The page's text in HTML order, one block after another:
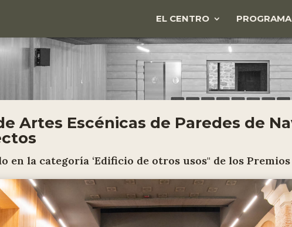
EL CENTRO
Artes Escénicas de Paredes de
en la categoría ‘Edificio de otros usos" de los